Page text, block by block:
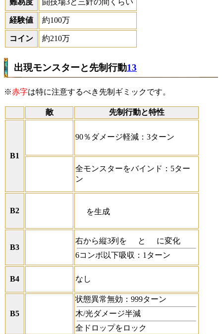
難易度 闘技場3と三針の間くらい
経験値 約100万
コイン 約210万
出現モンスターと先制行動13
※赤字は特に注意するべき先制ギミックです。
敵 先制行動と特性
B1
90％ダメージ軽減：3ターン
全モンスターをバインド：5ター
ン
B2 を生成
B3
右から縦3列を と
に変化
6コンボ以下吸収：1ターン
B4 なし
B5
状態異常無効：999ターン
木/光ダメージ半減
全ドロップをロック